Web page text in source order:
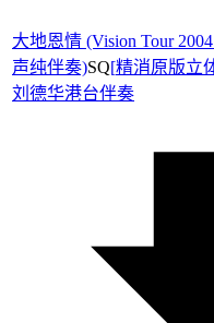
大地恩情 (Vision Tour
声纯伴奏)SQ[精消原版立
刘德华港台伴奏